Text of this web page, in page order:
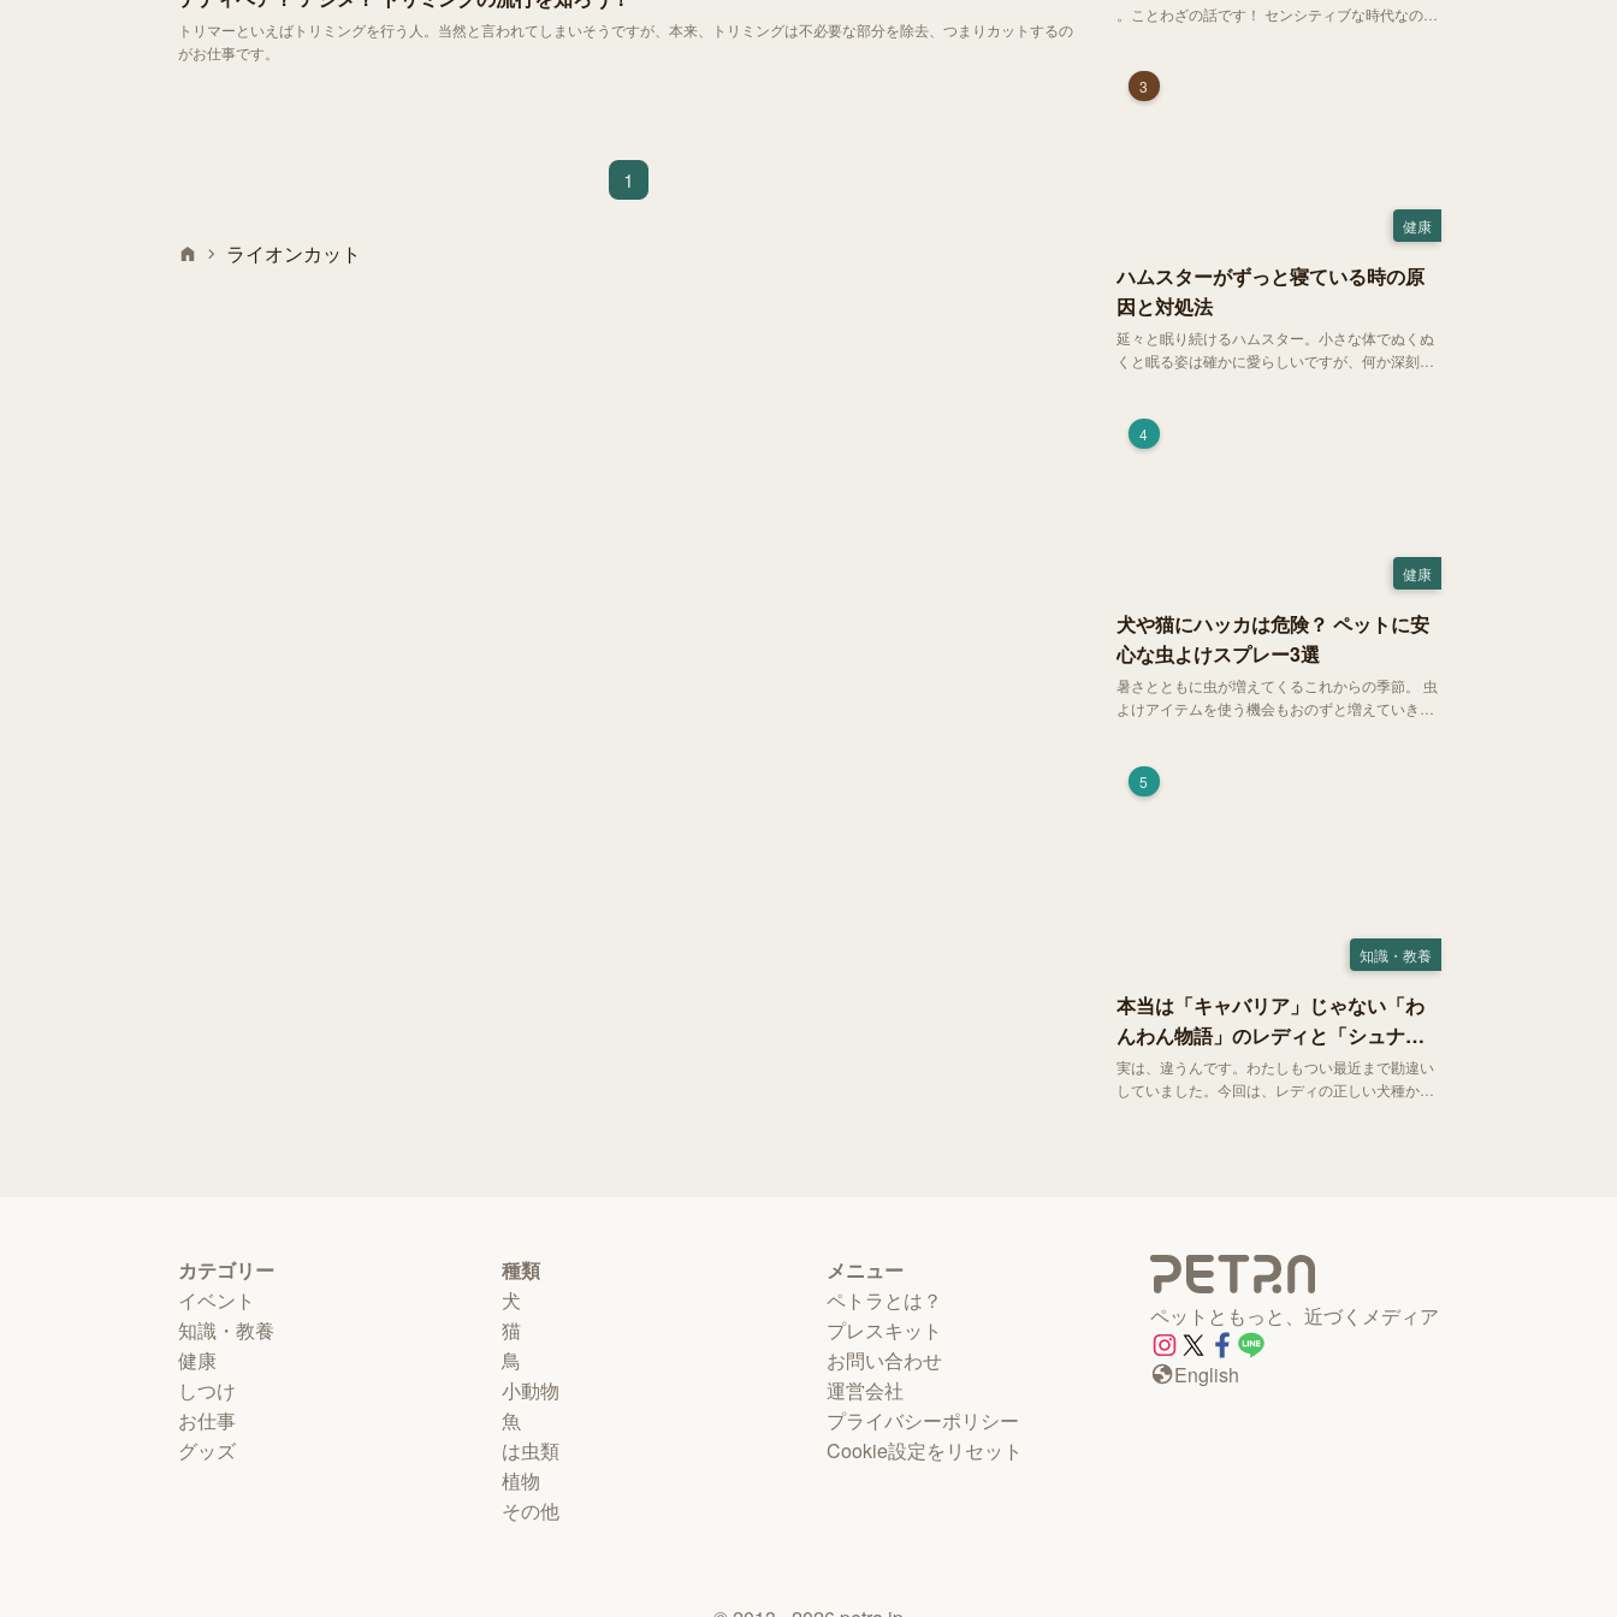
トリマーといえばトリミングを行う人。当然と言われてしまいそうですが、本来、トリミングは不必要な部分を除去、つまりカットするの
がお仕事です。
1
ライオンカット
。ことわざの話です！ センシティブな時代なので
ざを聞いたことはありますか？
3
健康
ハムスターがずっと寝ている時の原
因と対処法
延々と眠り続けるハムスター。小さな体でぬくぬ
くと眠る姿は確かに愛らしいですが、何か深刻な
常範囲やぐったりしている場合の見分け方、安心
できる環境づくり についてご紹介します。
4
健康
犬や猫にハッカは危険？ ペットに安
心な虫よけスプレー3選
暑さとともに虫が増えてくるこれからの季節。 虫
よけアイテムを使う機会もおのずと増えていきま
健康には悪影響 だということはご存知ですか？
5
知識・教養
本当は「キャバリア」じゃない「わ
んわん物語」のレディと「シュナ」
じゃないトランプ
実は、違うんです。わたしもつい最近まで勘違い
していました。今回は、レディの正しい犬種から
カテゴリー
イベント
知識・教養
健康
しつけ
お仕事
グッズ
種類
犬
猫
鳥
小動物
魚
は虫類
植物
その他
メニュー
ペトラとは？
プレスキット
お問い合わせ
運営会社
プライバシーポリシー
Cookie設定をリセット
ペットともっと、近づくメディア
English